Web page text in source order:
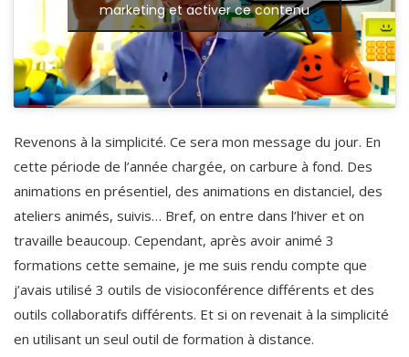
marketing et activer ce contenu
Revenons à la simplicité. Ce sera mon message du jour. En
cette période de l’année chargée, on carbure à fond. Des
animations en présentiel, des animations en distanciel, des
ateliers animés, suivis… Bref, on entre dans l’hiver et on
travaille beaucoup. Cependant, après avoir animé 3
formations cette semaine, je me suis rendu compte que
j’avais utilisé 3 outils de visioconférence différents et des
outils collaboratifs différents. Et si on revenait à la simplicité
en utilisant un seul outil de formation à distance.